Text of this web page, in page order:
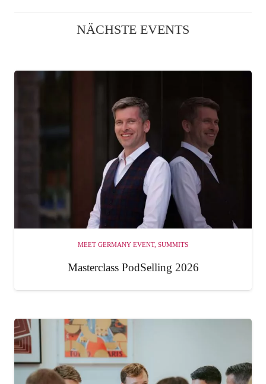
NÄCHSTE EVENTS
MEET GERMANY EVENT, SUMMITS
Masterclass PodSelling 2026